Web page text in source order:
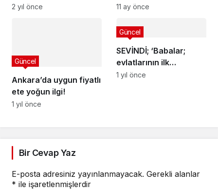
2 yıl önce
İncelemelerde Bulundu
11 ay önce
Ankara’da uygun fiyatlı
ete yoğun ilgi!
Güncel
1 yıl önce
SEVİNDİ; ‘Babalar;
evlatlarının ilk
kahramanı’
Güncel
1 yıl önce
Bir Cevap Yaz
E-posta adresiniz yayınlanmayacak. Gerekli alanlar
* ile işaretlenmişlerdir